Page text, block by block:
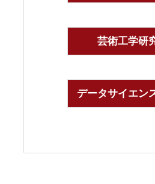
芸術工学研
データサイエン